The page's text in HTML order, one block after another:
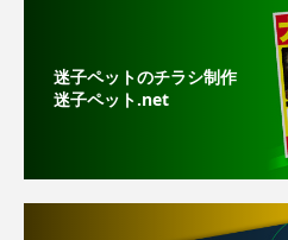
迷子ペットのチラシ制作
迷子ペット.net